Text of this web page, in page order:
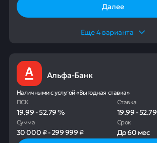
Далее
Еще4 варианта
Альфа-Банк
Наличными с услугой «Выгодная ставка»
ПСК
19.99-52.79%
Ставка
19.99-52.79
Сумма
30 000 ₽-299 999 ₽
Срок
До60 мес